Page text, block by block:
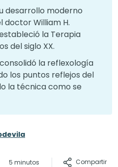
desarrollo moderno
doctor William H.
la Terapia
del siglo XX.
la reflexología
los puntos reflejos del
la técnica como se
5 minutos Compartir